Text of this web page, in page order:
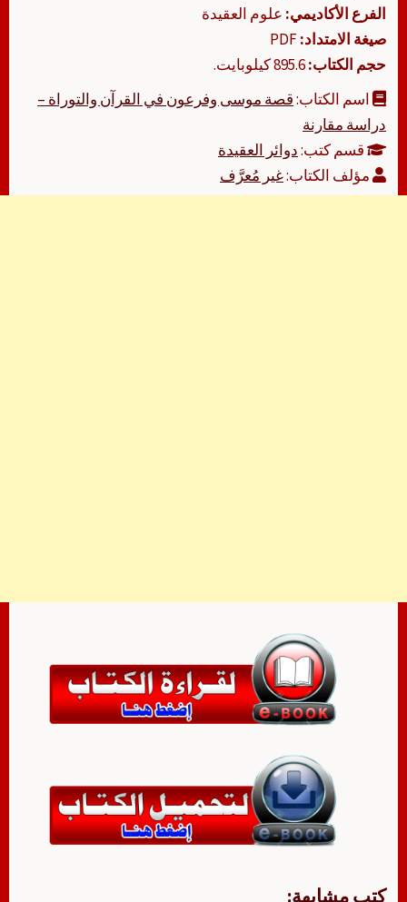
الفرع الأكاديمي: علوم العقيدة
صيغة الامتداد:
حجم الكتاب:
اسم الكتاب:قصة موسى وفرعون في القرآن والتوراة –
دراسة مقارنة
قسم كتب:دوائر العقيدة
مؤلف الكتاب:غير مُعرَّف
كتب مشابهة: